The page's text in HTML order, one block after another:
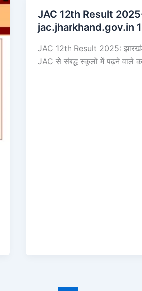
JAC 12th Result
jac.jharkhand.gov.in
JAC 12th Result 2025:
JAC से संबद्ध स्कूलों में पढ़ने वाले